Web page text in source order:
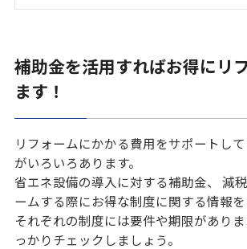
補助金を活用すればお得にリ
ます！
リフォームにかかる費用をサポートし
がいろいろあります。
省エネ設備の導入に対する補助金、 減
ームする際にお得な制度に関する情報を
それぞれの制度には要件や期限があり
っかりチェックしましょう。